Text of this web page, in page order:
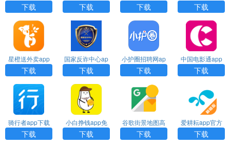
载安装
下载 下载
台最新版下载
下载
官网中文版最新
版
下载
星橙送外卖app
官网下载
下载
国家反诈中心ap
p下载安装
下载
小护圈招聘网ap
p下载
下载
中国电影通app
下载
下载
骑行者app下载
官方版
下载
小白挣钱app免
费下载最新版本
下载
谷歌街景地图高
清手机版下载
下载
爱耕耘app官方
下载安装
下载